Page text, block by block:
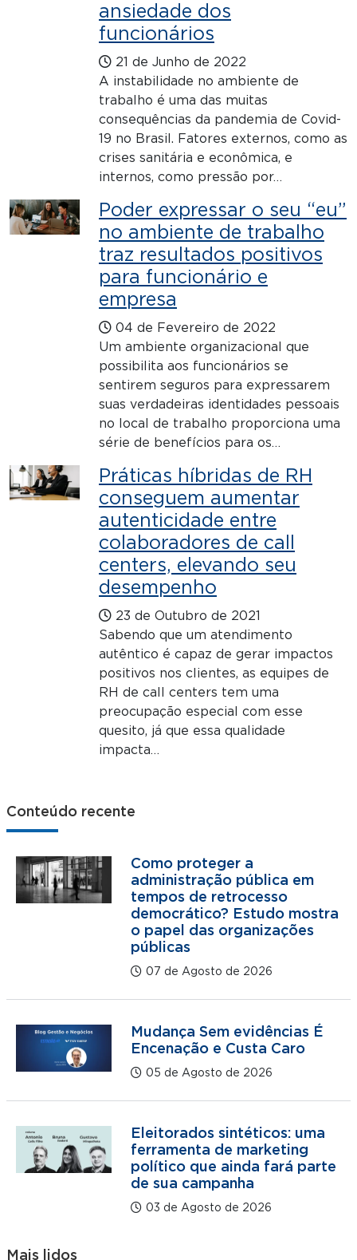
ansiedade dos
funcionários
21 de Junho de 2022
A instabilidade no ambiente de
trabalho é uma das muitas
consequências da pandemia de Covid-
19 no Brasil. Fatores externos, como as
crises sanitária e econômica, e
internos, como pressão por…
Poder expressar o seu “eu”
no ambiente de trabalho
traz resultados positivos
para funcionário e
empresa
04 de Fevereiro de 2022
Um ambiente organizacional que
possibilita aos funcionários se
sentirem seguros para expressarem
suas verdadeiras identidades pessoais
no local de trabalho proporciona uma
série de benefícios para os…
Práticas híbridas de RH
conseguem aumentar
autenticidade entre
colaboradores de call
centers, elevando seu
desempenho
23 de Outubro de 2021
Sabendo que um atendimento
autêntico é capaz de gerar impactos
positivos nos clientes, as equipes de
RH de call centers tem uma
preocupação especial com esse
quesito, já que essa qualidade
impacta…
Conteúdo recente
Como proteger a
administração pública em
tempos de retrocesso
democrático? Estudo mostra
o papel das organizações
públicas
07 de Agosto de 2026
Mudança Sem evidências É
Encenação e Custa Caro
05 de Agosto de 2026
Eleitorados sintéticos: uma
ferramenta de marketing
político que ainda fará parte
de sua campanha
03 de Agosto de 2026
Mais lidos